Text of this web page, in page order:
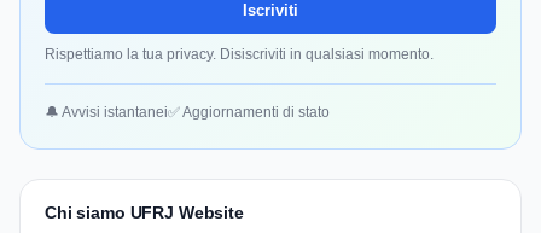
Iscriviti
Rispettiamo la tua privacy. Disiscriviti in qualsiasi momento.
🔔 Avvisi istantanei✅ Aggiornamenti di stato
Chi siamo UFRJ Website